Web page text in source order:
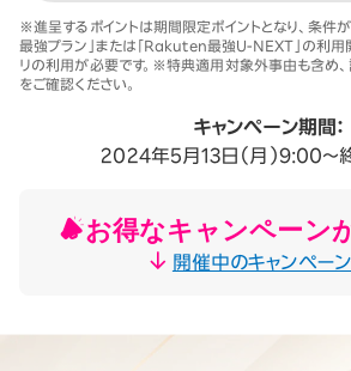
※進呈するポイントは期間限定ポイントとなり、条件
最強プラン」または「Rakuten最強U-NEXT」の利
リの利用が必要です。※特典適用対象外事由も含め
をご確認ください。
キャンペーン期間：
2024年5月13日（月）9:00～
お得なキャンペーン
開催中のキャンペー
※1 同一名義で累計5回線以上ご契約の場合、
線につき3,500円（税込3,850円、開通翌々月に確
天モバイルがサービスを本格開始した2020年4
たすべての回線（解約済みの回線も含む）の合計